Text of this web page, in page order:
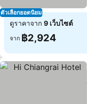
ตัวเลือกยอดนิยม
ดูราคาจาก 9 เว็บไซต์
จาก ฿2,924